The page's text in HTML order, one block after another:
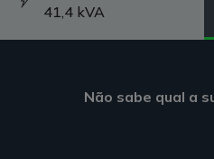
41,4 kVA
Não sabe qual a